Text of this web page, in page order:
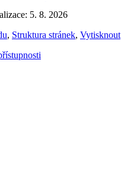
5. 8. 2026
, Struktura stránek, Vytisknout